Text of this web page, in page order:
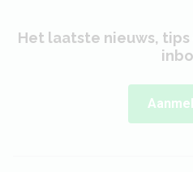
Het laatste nieuws, tips